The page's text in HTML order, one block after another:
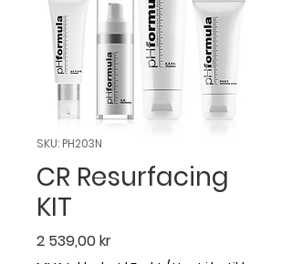
SKU: PH203N
CR Resurfacing
KIT
2 539,00 krPris